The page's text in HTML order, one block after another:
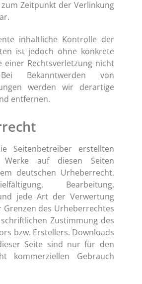
Zeitpunkt der Verlinkung
inhaltliche Kontrolle der
ist jedoch ohne konkrete
einer Rechtsverletzung nicht
Bekanntwerden von
werden wir derartige
entfernen.
Seitenbetreiber erstellten
auf diesen Seiten
deutschen Urheberrecht.
Bearbeitung,
jede Art der Verwertung
des Urheberrechtes
Zustimmung des
bzw. Erstellers. Downloads
Seite sind nur für den
kommerziellen Gebrauch